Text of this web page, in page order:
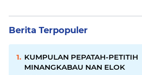
Berita Terpopuler
KUMPULAN PEPATAH-PETITIH
MINANGKABAU NAN ELOK